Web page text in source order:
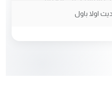
الصافي في العتبات
اولا باول